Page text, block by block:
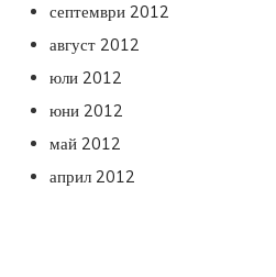
септември 2012
август 2012
юли 2012
юни 2012
май 2012
април 2012